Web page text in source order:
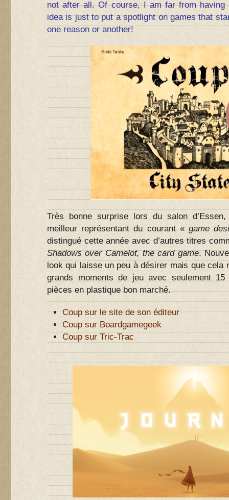
not after all. Of course, I am far from having
idea is just to put a spotlight on games that
one reason or another!
Très bonne surprise lors du salon
meilleur représentant du courant «game
distingué cette année avec d’autres titres
Shadows over Camelot, the card game.
look qui laisse un peu à désirer mais que cela
grands moments de jeu avec seulement
pièces en plastique bon marché.
Coup sur le site de son éditeur
Coup sur Boardgamegeek
Coup sur Tric-Trac